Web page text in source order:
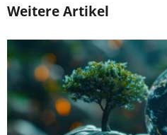
Weitere Artikel